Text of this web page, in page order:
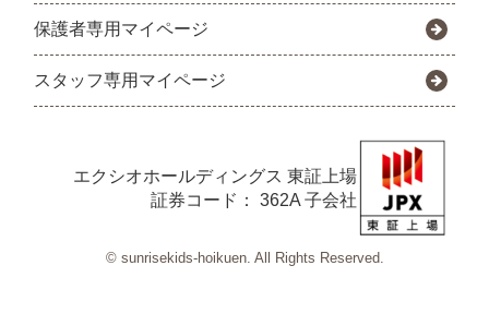
保護者専用マイページ
スタッフ専用マイページ
エクシオホールディングス 東証上場
証券コード： 362A 子会社
© sunrisekids-hoikuen. All Rights Reserved.